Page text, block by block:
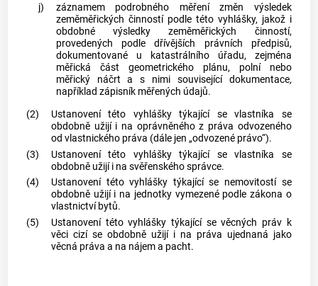
j)
záznamem podrobného měření změn výsledek
zeměměřických činností podle této vyhlášky, jakož i
obdobné výsledky zeměměřických činností,
provedených podle dřívějších právních předpisů,
dokumentované u katastrálního úřadu, zejména
měřická část geometrického plánu, polní nebo
měřický náčrt a s nimi související dokumentace,
například zápisník měřených údajů.
(2)
Ustanovení této vyhlášky týkající se vlastníka se
obdobně užijí i na oprávněného z práva odvozeného
od vlastnického práva (dále jen „odvozené právo“).
(3)
Ustanovení této vyhlášky týkající se vlastníka se
obdobně užijí i na svěřenského správce.
(4)
Ustanovení této vyhlášky týkající se nemovitostí se
obdobně užijí i na jednotky vymezené podle zákona o
vlastnictví bytů.
(5)
Ustanovení této vyhlášky týkající se věcných práv k
věci cizí se obdobně užijí i na práva ujednaná jako
věcná práva a na nájem a pacht.